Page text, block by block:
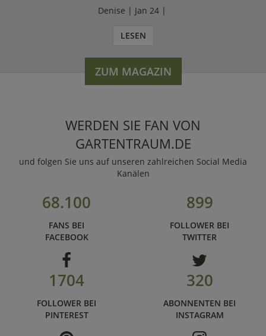
Denise | Jan 24 |
LESEN
ZUM MAGAZIN
WERDEN SIE FAN VON
GARTENTRAUM.DE
und folgen Sie uns auf unseren zahlreichen Social Media
Kanälen
68.100
FANS BEI
FACEBOOK
899
FOLLOWER BEI
TWITTER
1704
FOLLOWER BEI
PINTEREST
320
ABONNENTEN BEI
INSTAGRAM